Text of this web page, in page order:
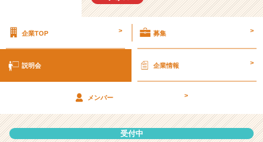
詳
ベ
ン
企業TOP > 募集 >
説明会 企業情報 >
メンバー >
受付中